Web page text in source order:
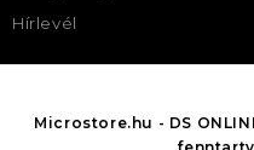
Hírlevél
Microstore.hu - DS